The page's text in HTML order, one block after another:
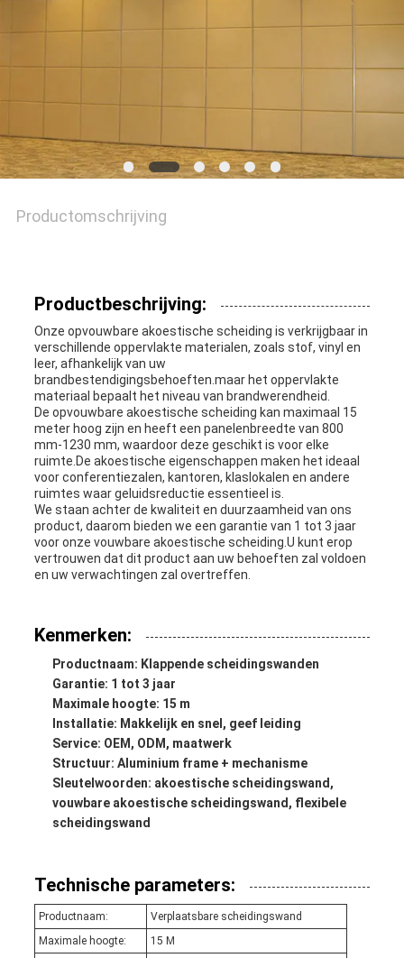
PRIVACY
POLICY
Productomschrijving
Productbeschrijving:
Onze opvouwbare akoestische scheiding is verkrijgbaar in
verschillende oppervlakte materialen, zoals stof, vinyl en
leer, afhankelijk van uw
brandbestendigingsbehoeften.maar het oppervlakte
materiaal bepaalt het niveau van brandwerendheid.
De opvouwbare akoestische scheiding kan maximaal 15
meter hoog zijn en heeft een panelenbreedte van 800
mm-1230 mm, waardoor deze geschikt is voor elke
ruimte.De akoestische eigenschappen maken het ideaal
voor conferentiezalen, kantoren, klaslokalen en andere
ruimtes waar geluidsreductie essentieel is.
We staan achter de kwaliteit en duurzaamheid van ons
product, daarom bieden we een garantie van 1 tot 3 jaar
voor onze vouwbare akoestische scheiding.U kunt erop
vertrouwen dat dit product aan uw behoeften zal voldoen
en uw verwachtingen zal overtreffen.
Kenmerken:
Productnaam: Klappende scheidingswanden
Garantie: 1 tot 3 jaar
Maximale hoogte: 15 m
Installatie: Makkelijk en snel, geef leiding
Service: OEM, ODM, maatwerk
Structuur: Aluminium frame + mechanisme
Sleutelwoorden: akoestische scheidingswand,
vouwbare akoestische scheidingswand, flexibele
scheidingswand
Technische parameters:
Productnaam:
Verplaatsbare scheidingswand
Maximale hoogte:
15 M